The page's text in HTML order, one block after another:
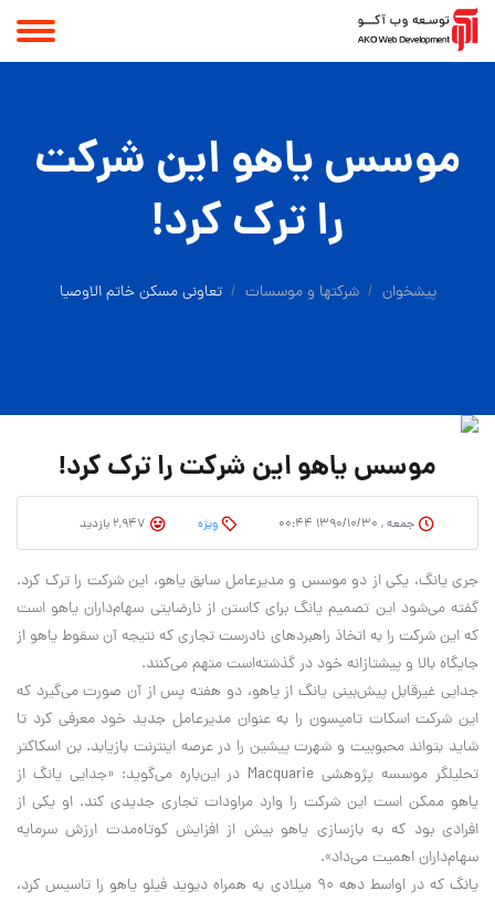
موسس ياهو اين شرکت
را ترک کرد!
پیشخوان شرکتها و موسسات تعاونی مسکن خاتم الاوصیا
موسس ياهو اين شرکت را ترک کرد!
جمعه , ۱۳۹۰/۱۰/۳۰ ۰۰:۴۴ وِیژه
جری يانگ، يکی از دو موسس و مديرعامل سابق ياهو، اين شرکت را ترک کرد.
گفته می‌شود اين تصميم يانگ برای کاستن از نارضايتی سهام‌داران ياهو است
که اين شرکت را به اتخاذ راهبردهای نادرست تجاری که نتيجه آن سقوط ياهو از
جايگاه بالا و پيشتازانه خود در گذشته‌است متهم می‌کنند.
جدایی غيرقابل پيش‌بينی يانگ از ياهو، دو هفته پس از آن صورت می‌گيرد که
اين شرکت اسکات تامپسون را به عنوان مديرعامل جديد خود معرفی کرد تا
شايد بتواند محبوبيت و شهرت پيشين را در عرصه اينترنت بازيابد. بن اسکاکتر
تحليلگر موسسه پژوهشی Macquarie در اين‌باره می‌گويد: «جدایی يانگ از
ياهو ممکن است اين شرکت را وارد مراودات تجاری جديدی کند. او يکی از
افرادی بود که به ‌بازسازی ياهو بيش از افزايش کوتاه‌مدت ارزش سرمايه
سهام‌داران اهميت می‌داد».
يانگ که در اواسط دهه 90 ميلادی به همراه ديويد فيلو ياهو را تاسيس کرد،